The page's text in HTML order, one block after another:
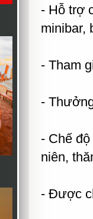
- Hỗ trợ
minibar,
- Tham
-
- Chế
niên,
- Được